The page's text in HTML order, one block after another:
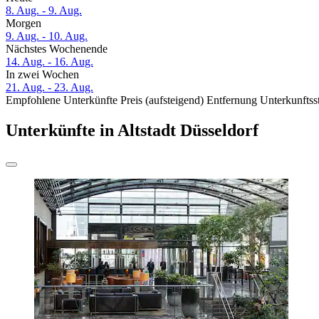
8. Aug. - 9. Aug.
Morgen
9. Aug. - 10. Aug.
Nächstes Wochenende
14. Aug. - 16. Aug.
In zwei Wochen
21. Aug. - 23. Aug.
Empfohlene Unterkünfte Preis (aufsteigend) Entfernung
Unterkünfte in Altstadt Düsseldorf